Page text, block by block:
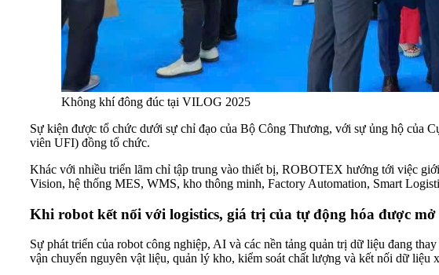
Không khí đông đúc tại VILOG 2025
Sự kiện được tổ chức dưới sự chỉ đạo của Bộ Công Thương, với sự ủng hộ
viên UFI) đồng tổ chức.
Khác với nhiều triển lãm chỉ tập trung vào thiết bị, ROBOTEX hướng tới việc
Vision, hệ thống MES, WMS, kho thông minh, Factory Automation, Smart
Khi robot kết nối với logistics, giá trị của tự động hóa được mở
Sự phát triển của robot công nghiệp, AI và các nền tảng quản trị dữ liệu đang
vận chuyển nguyên vật liệu, quản lý kho, kiểm soát chất lượng và kết nối dữ liệu